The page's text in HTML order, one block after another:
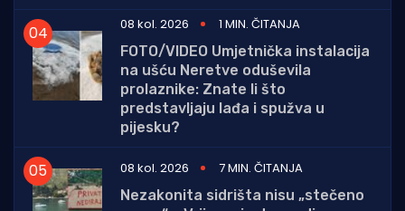
08 kol. 2026
1 MIN. ČITANJA
FOTO/VIDEO Umjetnička instalacija
na ušću Neretve oduševila
prolaznike: Znate li što
predstavljaju lađa i spužva u
pijesku?
08 kol. 2026
7 MIN. ČITANJA
Nezakonita sidrišta nisu „stečeno